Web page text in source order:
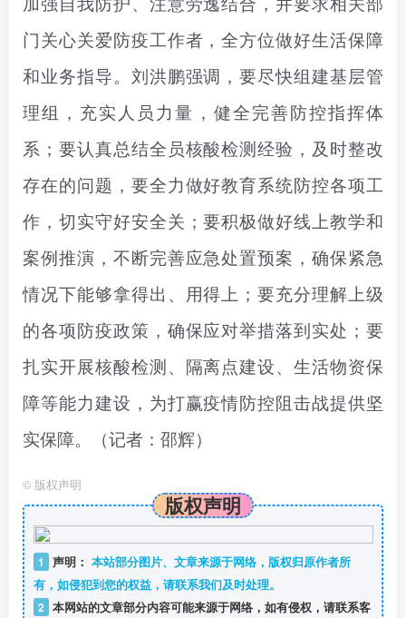
加强自我防护、注意劳逸结合，并要求相关部
门关心关爱防疫工作者，全方位做好生活保障
和业务指导。刘洪鹏强调，要尽快组建基层管
理组，充实人员力量，健全完善防控指挥体
系；要认真总结全员核酸检测经验，及时整改
存在的问题，要全力做好教育系统防控各项工
作，切实守好安全关；要积极做好线上教学和
案例推演，不断完善应急处置预案，确保紧急
情况下能够拿得出、用得上；要充分理解上级
的各项防疫政策，确保应对举措落到实处；要
扎实开展核酸检测、隔离点建设、生活物资保
障等能力建设，为打赢疫情防控阻击战提供坚
实保障。
（记者：邵辉）
© 版权声明
版权声明
1 声明： 本站部分图片、文章来源于网络，版权归原作者所
有，如侵犯到您的权益，请联系我们及时处理。
2 本网站的文章部分内容可能来源于网络，如有侵权，请联系客